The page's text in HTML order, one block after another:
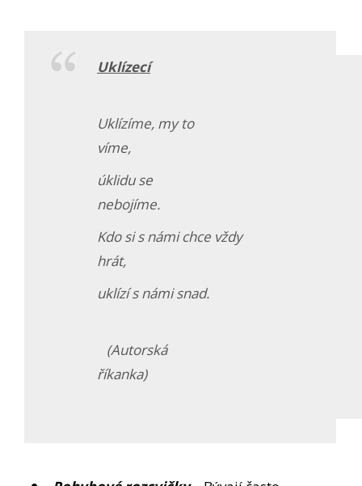
Uklízecí
Uklízíme, my to
víme,
úklidu se
nebojíme.
Kdo si s námi chce vždy
hrát,
uklízí s námi snad.
(Autorská
říkanka)